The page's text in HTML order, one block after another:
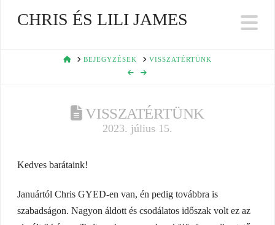
CHRIS ÉS LILI JAMES
HOMEBEJEGYZÉSEK VISSZATÉRTÜNK
VISSZATÉRTÜNK
2023. július 15.
Kedves barátaink!
Januártól Chris GYED-en van, én pedig továbbra is
szabadságon. Nagyon áldott és csodálatos időszak volt ez az